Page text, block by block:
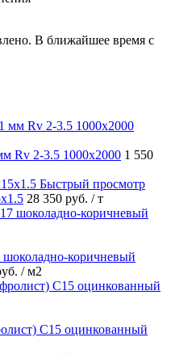
В ближайшее время с
Rv 2-3.5 1000х2000 1 550
Быстрый просмотр
28 350 руб. / т
коричневый
/ м2
С15 оцинкованный